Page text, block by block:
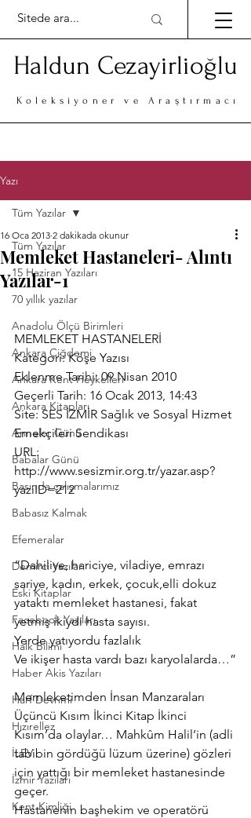
Haldun Cezayirlioğlu
Koleksiyoner ve Araştırmacı
Yazı
Tüm Yazılar
15 Haziran Yazıları
70 yıllık yazılar
Anadolu Ölçü Birimleri
Ankara Çiğdemi
Ankara Kent Heykelleri
Ankara Kitapları
Anneler Günü
Babalar Günü
Basında çalışmalarımız
Babasız Kalmak
Efemeralar
Demirci Yazıları
Eski Kitaplar
Facebook Yazıları
Halk Bilimi
Haber Akis Yazıları
Harf Devrimi
Hızırellez
İLEV
İzmir Yazıları
Kent Kimliği
Tüm Yazılar
Memleket Hastaneleri- Alıntı
Yazılar-1
16 Oca 2013 2 dakikada okunur
MEMLEKET HASTANELERİ
Kategori: Köşe Yazısı
Eklenme Tarihi: 09 Nisan 2010
Geçerli Tarih: 16 Ocak 2013, 14:43
Site: SES İZMİR Sağlık ve Sosyal Hizmet
Emekçileri Sendikası
URL:
http://www.sesizmir.org.tr/yazar.asp?
yaziID=212
“Dahiliye, hariciye, viladiye, emrazı
sariye, kadın, erkek, çocuk,elli dokuz
yataktı memleket hastanesi, fakat
yetmiş ikiydi hasta sayısı.
Yerde yatıyordu fazlalık
Ve ikişer hasta vardı bazı karyolalarda…”
Memleketimden İnsan Manzaraları
Üçüncü Kısım İkinci Kitap İkinci
Kısım’da olaylar… Mahkûm Halil’in (adli
tabibin gördüğü lüzum üzerine) gözleri
için yattığı bir memleket hastanesinde
geçer.
Hastanenin başhekim ve operatörü